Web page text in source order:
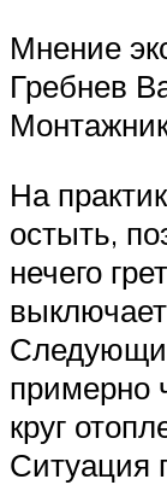
Мнение
Гребнев
На
остыть,
нечего
примерно
круг
Ситуация